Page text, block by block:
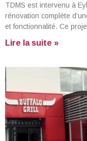
TDMS est intervenu à
rénovation complète
et fonctionnalité. Ce
Lire la suite »